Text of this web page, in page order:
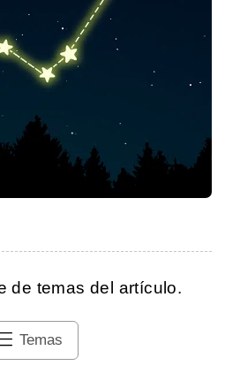
de temas del artículo.
Temas